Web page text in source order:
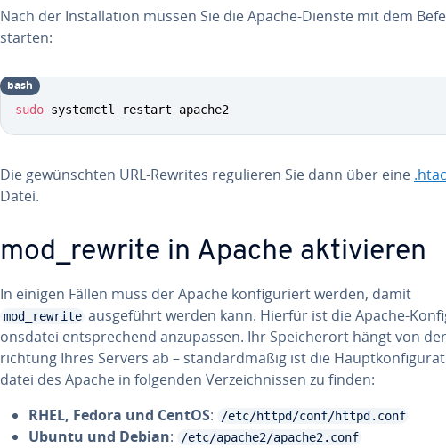
Nach der In­stal­la­ti­on müssen Sie die Apache-Dienste mit dem
starten:
sudo systemctl restart apache2
bash
Die ge­wünsch­ten URL-Rewrites re­gu­lie­ren Sie dann über eine
Datei.
mod_rewrite in Apache ak­ti­vie­ren
In einigen Fällen muss der Apache kon­fi­gu­riert werden, damit
mod_rewrite aus­ge­führt werden kann. Hierfür ist die Apache-
ons­da­tei ent­spre­chend an­zu­pas­sen. Ihr Spei­cher­ort hängt von
rich­tung Ihres Servers ab – stan­dard­mä­ßig ist die
da­tei des Apache in folgenden Ver­zeich­nis­sen zu finden:
RHEL, Fedora und CentOS: /etc/httpd/conf/httpd.conf
Ubuntu und Debian: /etc/apache2/apache2.conf